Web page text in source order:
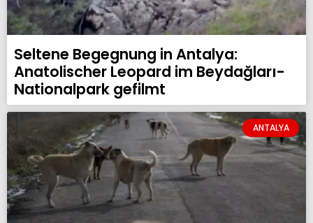
Seltene Begegnung in Antalya:
Anatolischer Leopard im Beydağları-
Nationalpark gefilmt
ANTALYA